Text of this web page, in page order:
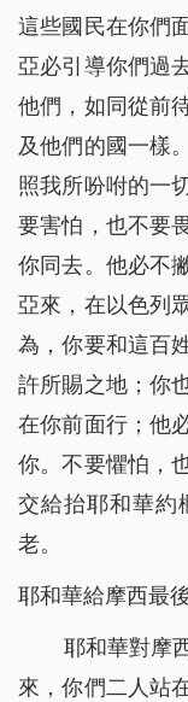
這些國民在你們
亞必引導你們過
他們，如同從前
及他們的國一樣
照我所吩咐的一
要害怕，也不要
你同去。他必不
亞來，在以色列
為，你要和這百
許所賜之地；你
在你前面行；他
你。不要懼怕，
交給抬耶和華約
老。
耶和華給摩西最
耶和華對摩
來，你們二人站